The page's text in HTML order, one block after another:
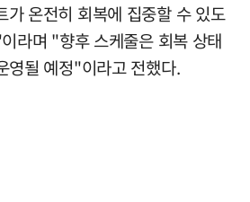
가 온전히 회복에 집중할 수 있도
라며 "향후 스케줄은 회복 상태
영될 예정"이라고 전했다.